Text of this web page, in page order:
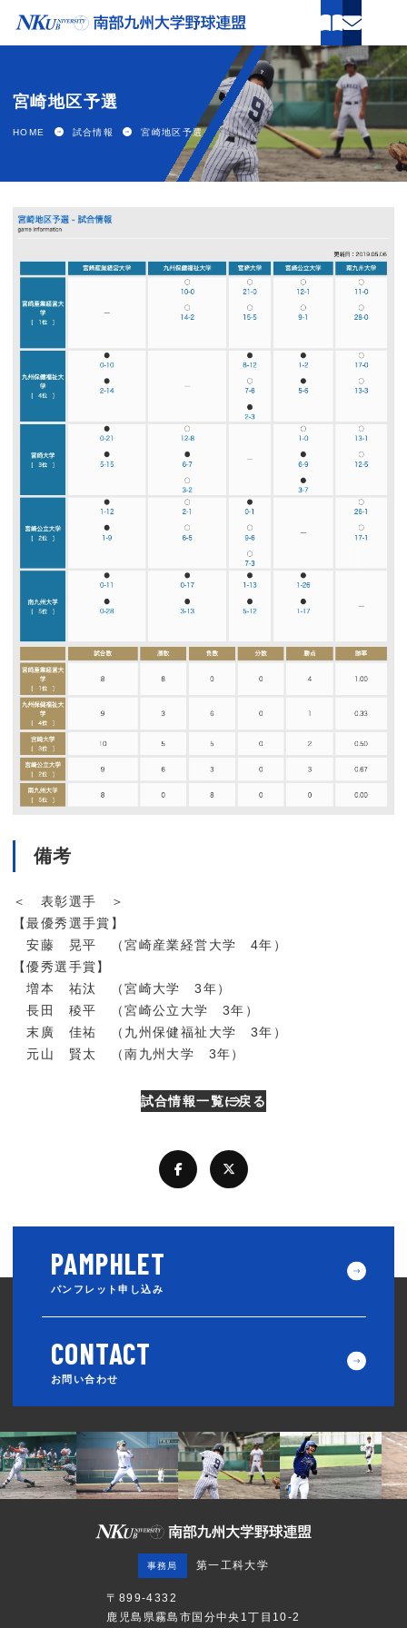
球場案内
加盟大学
関連団体
新着情報
パンフレット申し込み
プライバシーポリシー
宮崎地区予選
HOME 試合情報 宮崎地区予選
備考
＜ 表彰選手 ＞
【最優秀選手賞】
安藤 晃平 （宮崎産業経営大学 4年）
【優秀選手賞】
増本 祐汰 （宮崎大学 3年）
長田 稜平 （宮崎公立大学 3年）
末廣 佳祐 （九州保健福祉大学 3年）
元山 賢太 （南九州大学 3年）
試合情報一覧に戻る
パンフレット申し込み
お問い合わせ
事務局 第一工科大学
〒899-4332
鹿児島県霧島市国分中央1丁目10-2